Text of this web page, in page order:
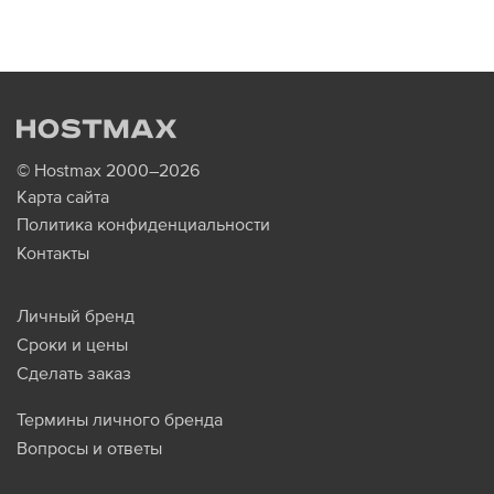
© Hostmax 2000–2026
Карта сайта
Политика конфиденциальности
Контакты
Личный бренд
Сроки и цены
Сделать заказ
Термины личного бренда
Вопросы и ответы